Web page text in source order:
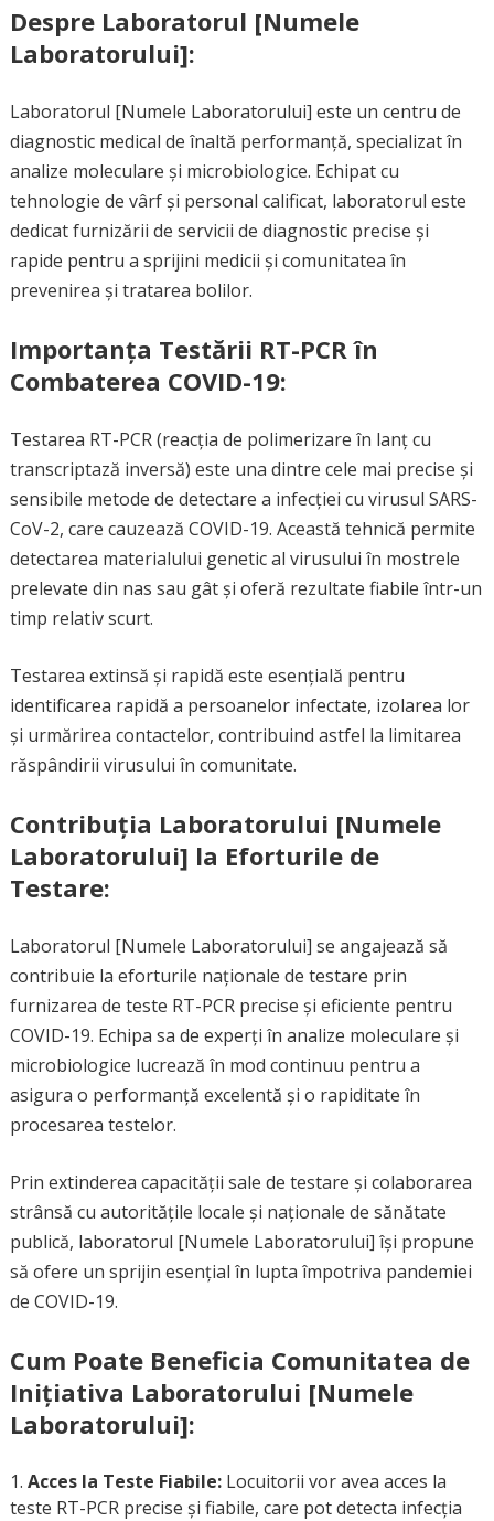
Despre Laboratorul [Numele
Laboratorului]:
Laboratorul [Numele Laboratorului] este un centru de
diagnostic medical de înaltă performanță, specializat în
analize moleculare și microbiologice. Echipat cu
tehnologie de vârf și personal calificat, laboratorul este
dedicat furnizării de servicii de diagnostic precise și
rapide pentru a sprijini medicii și comunitatea în
prevenirea și tratarea bolilor.
Importanța Testării RT-PCR în
Combaterea COVID-19:
Testarea RT-PCR (reacția de polimerizare în lanț cu
transcriptază inversă) este una dintre cele mai precise și
sensibile metode de detectare a infecției cu virusul SARS-
CoV-2, care cauzează COVID-19. Această tehnică permite
detectarea materialului genetic al virusului în mostrele
prelevate din nas sau gât și oferă rezultate fiabile într-un
timp relativ scurt.
Testarea extinsă și rapidă este esențială pentru
identificarea rapidă a persoanelor infectate, izolarea lor
și urmărirea contactelor, contribuind astfel la limitarea
răspândirii virusului în comunitate.
Contribuția Laboratorului [Numele
Laboratorului] la Eforturile de
Testare:
Laboratorul [Numele Laboratorului] se angajează să
contribuie la eforturile naționale de testare prin
furnizarea de teste RT-PCR precise și eficiente pentru
COVID-19. Echipa sa de experți în analize moleculare și
microbiologice lucrează în mod continuu pentru a
asigura o performanță excelentă și o rapiditate în
procesarea testelor.
Prin extinderea capacității sale de testare și colaborarea
strânsă cu autoritățile locale și naționale de sănătate
publică, laboratorul [Numele Laboratorului] își propune
să ofere un sprijin esențial în lupta împotriva pandemiei
de COVID-19.
Cum Poate Beneficia Comunitatea de
Inițiativa Laboratorului [Numele
Laboratorului]:
Acces la Teste Fiabile:Locuitorii vor avea acces la
teste RT-PCR precise și fiabile, care pot detecta infecția